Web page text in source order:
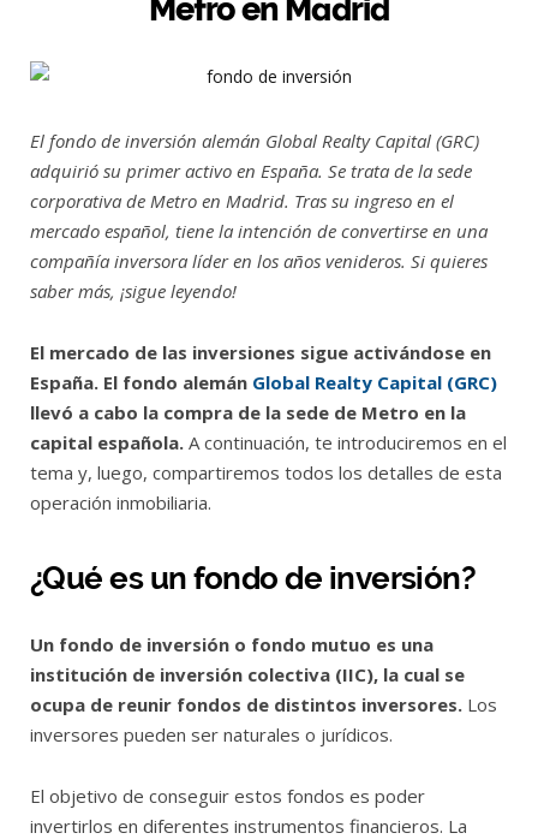
Metro en Madrid
El fondo de inversión alemán Global Realty Capital (GRC)
adquirió su primer activo en España. Se trata de la sede
corporativa de Metro en Madrid. Tras su ingreso en el
mercado español, tiene la intención de convertirse en una
compañía inversora líder en los años venideros. Si quieres
saber más, ¡sigue leyendo!
El mercado de las inversiones sigue activándose en
España. El fondo alemán Global Realty Capital (GRC)
llevó a cabo la compra de la sede de Metro en la
capital española. A continuación, te introduciremos en el
tema y, luego, compartiremos todos los detalles de esta
operación inmobiliaria.
¿Qué es un fondo de inversión?
Un fondo de inversión o fondo mutuo es una
institución de inversión colectiva (IIC), la cual se
ocupa de reunir fondos de distintos inversores. Los
inversores pueden ser naturales o jurídicos.
El objetivo de conseguir estos fondos es poder
invertirlos en diferentes instrumentos financieros. La